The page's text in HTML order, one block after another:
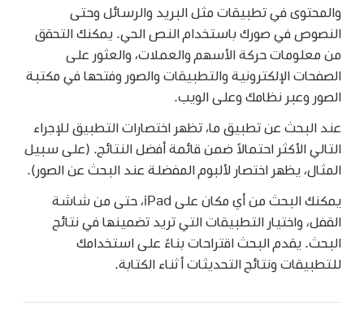
والمحتوى في تطبيقات مثل البريد والرسائل وحتى
النصوص في صورك باستخدام النص الحي. يمكنك التحقق
من معلومات حركة الأسهم والعملات، والعثور على
الصفحات الإلكترونية والتطبيقات والصور وفتحها في مكتبة
الصور وعبر نظامك وعلى الويب.
عند البحث عن تطبيق ما، تظهر اختصارات التطبيق للإجراء
التالي الأكثر احتمالاً ضمن قائمة أفضل النتائج. (على سبيل
المثال، يظهر اختصار لألبوم المفضلة عند البحث عن الصور).
يمكنك البحث من أي مكان على iPad، حتى من شاشة
القفل، واختيار التطبيقات التي تريد تضمينها في نتائج
البحث. يقدم البحث اقتراحات بناءً على استخدامك
للتطبيقات ونتائج التحديثات أثناء الكتابة.